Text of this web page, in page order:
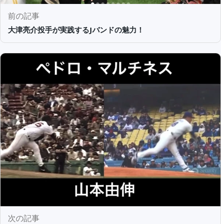
前の記事
大津亮介投手が実践するJバンドの魅力！
次の記事